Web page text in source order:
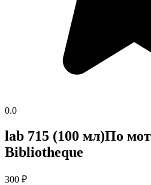
0.0
lab 715 (100 мл)По
Bibliotheque
300 ₽